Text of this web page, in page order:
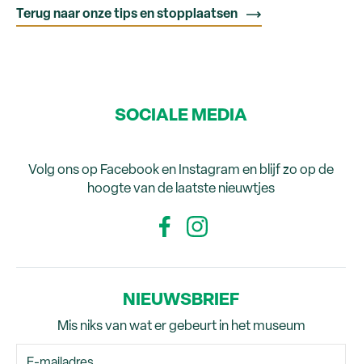
Terug naar onze tips en stopplaatsen
SOCIALE MEDIA
Volg ons op Facebook en Instagram en blijf zo op de
hoogte van de laatste nieuwtjes
NIEUWSBRIEF
Mis niks van wat er gebeurt in het museum